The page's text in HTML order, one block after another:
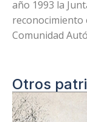
año 1993 la
reconocimiento
Comunidad
Otros